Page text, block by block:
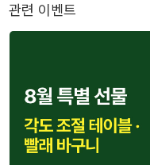
관련 이벤트